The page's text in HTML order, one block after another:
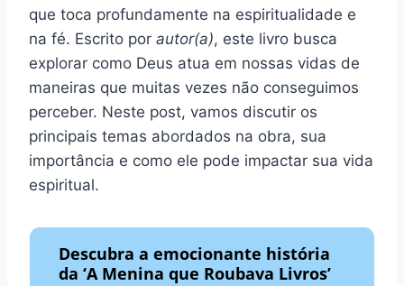
que toca profundamente na espiritualidade e
na fé. Escrito por autor(a), este livro busca
explorar como Deus atua em nossas vidas de
maneiras que muitas vezes não conseguimos
perceber. Neste post, vamos discutir os
principais temas abordados na obra, sua
importância e como ele pode impactar sua vida
espiritual.
Descubra a emocionante história
da ‘A Menina que Roubava Livros’